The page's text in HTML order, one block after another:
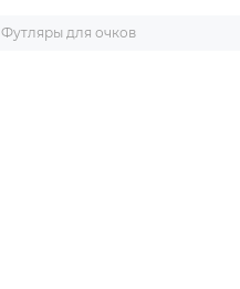
Футляры для очков